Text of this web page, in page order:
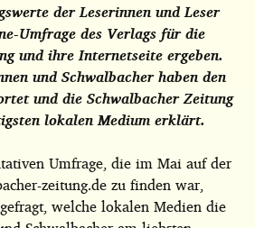
der Leserinnen und Leser
Umfrage des Verlags für die
und ihre Internetseite ergeben.
und Schwalbacher haben den
und die Schwalbacher Zeitung
lokalen Medium erklärt.
Umfrage, die im Mai auf der
zeitung.de zu finden war,
welche lokalen Medien die